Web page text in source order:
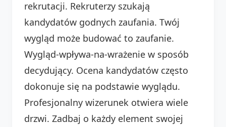
rekrutacji. Rekruterzy szukają
kandydatów godnych zaufania. Twój
wygląd może budować to zaufanie.
Wygląd-wpływa-na-wrażenie w sposób
decydujący. Ocena kandydatów często
dokonuje się na podstawie wyglądu.
Profesjonalny wizerunek otwiera wiele
drzwi. Zadbaj o każdy element swojej